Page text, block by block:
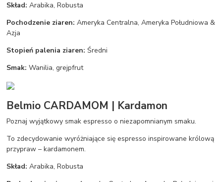
Skład:Arabika, Robusta
Pochodzenie ziaren:Ameryka Centralna, Ameryka Południowa &
Azja
Stopień palenia ziaren:Średni
Smak:Wanilia, grejpfrut
Belmio CARDAMOM | Kardamon
Poznaj wyjątkowy smak espresso o niezapomnianym smaku.
To zdecydowanie wyróżniające się espresso inspirowane królową
przypraw – kardamonem.
Skład: Arabika, Robusta